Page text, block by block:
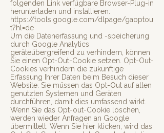
folgenden Link verfügbare Browser-Plug-in
herunterladen und installieren:
https://tools.google.com/dlpage/gaoptou
t?hl=de
Um die Datenerfassung und -speicherung
durch Google Analytics
geräteübergreifend zu verhindern, können
Sie einen Opt-Out-Cookie setzen. Opt-Out-
Cookies verhindern die zukünftige
Erfassung Ihrer Daten beim Besuch dieser
Website. Sie müssen das Opt-Out auf allen
genutzten Systemen und Geräten
durchführen, damit dies umfassend wirkt.
Wenn Sie das Opt-out-Cookie löschen,
werden wieder Anfragen an Google
übermittelt. Wenn Sie hier klicken, wird das